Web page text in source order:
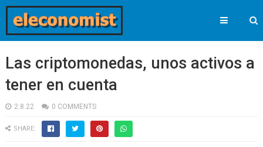
Las criptomonedas, unos activos a
tener en cuenta
2.8.22 0 COMMENTS
SHARE: